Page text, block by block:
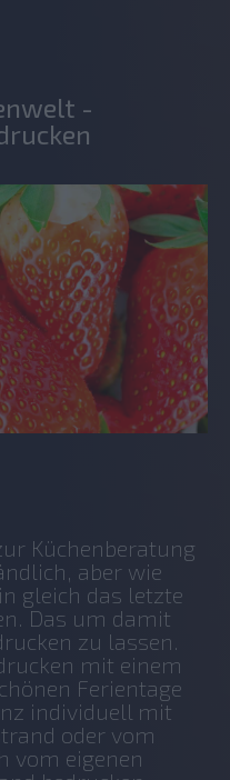
-
Küchenberatung
aber wie
gleich das letzte
Das um damit
zu lassen.
mit einem
Ferientage
individuell mit
oder vom
vom eigenen